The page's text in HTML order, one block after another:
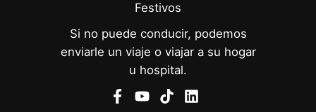
Festivos
Si no puede conducir, podemos
enviarle un viaje o viajar a su hogar
u hospital.